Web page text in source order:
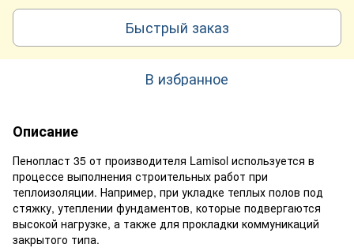
Быстрый заказ
В избранное
Описание
Пенопласт 35 от производителя Lamisol используется в
процессе выполнения строительных работ при
теплоизоляции. Например, при укладке теплых полов под
стяжку, утеплении фундаментов, которые подвергаются
высокой нагрузке, а также для прокладки коммуникаций
закрытого типа.